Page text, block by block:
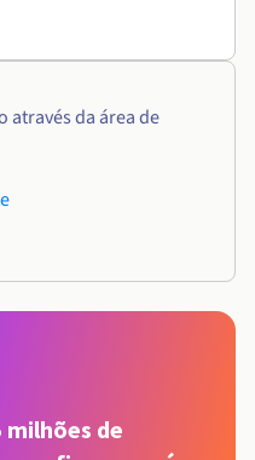
através da área de
de